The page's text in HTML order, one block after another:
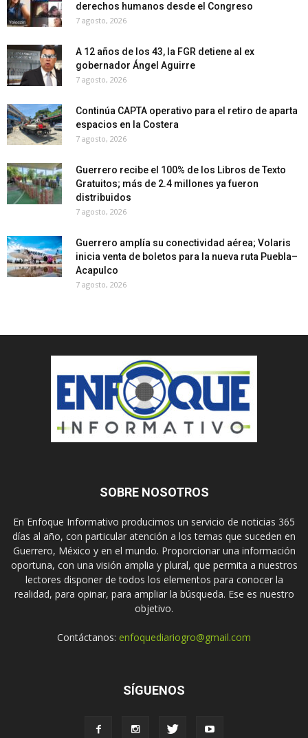
derechos humanos desde el Congreso
7 agosto, 2026
A 12 años de los 43, la FGR detiene al ex
gobernador Ángel Aguirre
7 agosto, 2026
Continúa CAPTA operativo para el retiro de aparta
espacios en la Costera
7 agosto, 2026
Guerrero recibe el 100% de los Libros de Texto
Gratuitos; más de 2.4 millones ya fueron
distribuidos
7 agosto, 2026
Guerrero amplía su conectividad aérea; Volaris
inicia venta de boletos para la nueva ruta Puebla–
Acapulco
7 agosto, 2026
SOBRE NOSOTROS
En Enfoque Informativo producimos un servicio de noticias 365
días al año, con particular atención a los temas que suceden en
Guerrero, México y en el mundo. Proporcionar una información
oportuna, con una visión amplia y plural, que permita a nuestros
lectores disponer de todos los elementos para conocer la
realidad, para opinar, para ampliar la búsqueda. Ese es nuestro
objetivo.
Contáctanos: enfoquediariogro@gmail.com
SÍGUENOS